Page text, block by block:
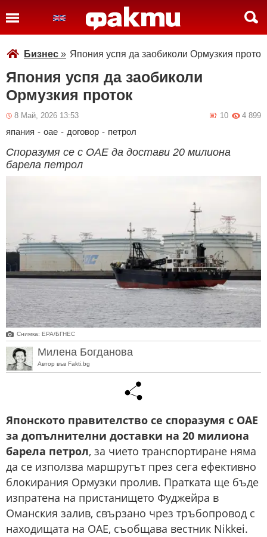
Бизнес » Япония успя да заобиколи Ормузкия проток
Япония успя да заобиколи
Ормузкия проток
8 Май, 2026 13:53 4 899
10
япания - оае - договор - петрол
Споразумя се с ОАЕ да достави 20 милиона
барела петрол
Снимка: ЕРА/БГНЕС
Милена Богданова
Автор във Fakti.bg
Японското правителство се споразумя с ОАЕ
за допълнителни доставки на 20 милиона
барела петрол, за чието транспортиране няма
да се използва маршрутът през сега ефективно
блокирания Ормузки пролив. Пратката ще бъде
изпратена на пристанището Фуджейра в
Оманския залив, свързано чрез тръбопровод с
находищата на ОАЕ, съобщава вестник Nikkei.